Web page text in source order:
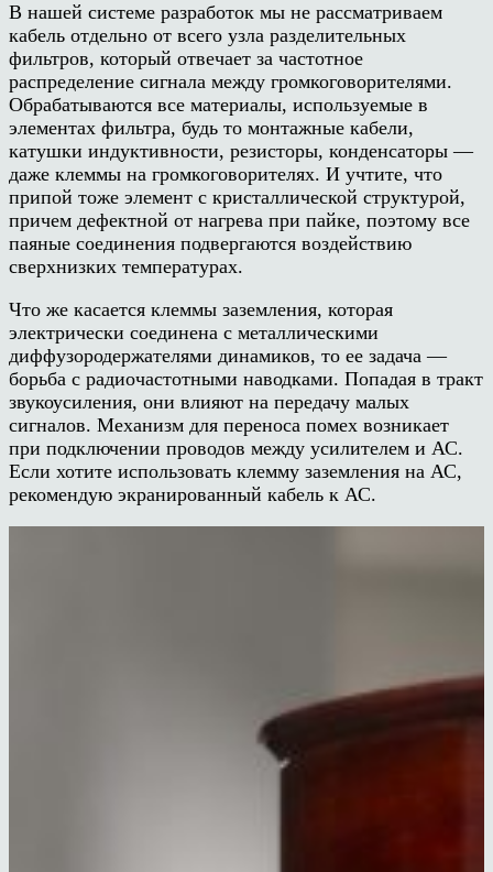
В нашей системе разработок мы не рассматриваем
кабель отдельно от всего узла разделительных
фильтров, который отвечает за частотное
распределение сигнала между громкоговорителями.
Обрабатываются все материалы, используемые в
элементах фильтра, будь то монтажные кабели,
катушки индуктивности, резисторы, конденсаторы —
даже клеммы на громкоговорителях. И учтите, что
припой тоже элемент с кристаллической структурой,
причем дефектной от нагрева при пайке, поэтому все
паяные соединения подвергаются воздействию
сверхнизких температурах.
Что же касается клеммы заземления, которая
электрически соединена с металлическими
диффузородержателями динамиков, то ее задача —
борьба с радиочастотными наводками. Попадая в тракт
звукоусиления, они влияют на передачу малых
сигналов. Механизм для переноса помех возникает
при подключении проводов между усилителем и АС.
Если хотите использовать клемму заземления на АС,
рекомендую экранированный кабель к АС.